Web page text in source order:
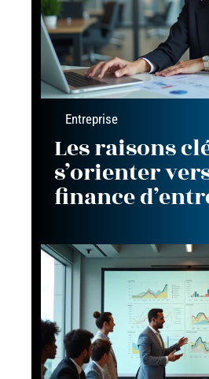
Entreprise
Les raisons
s’orienter
finance